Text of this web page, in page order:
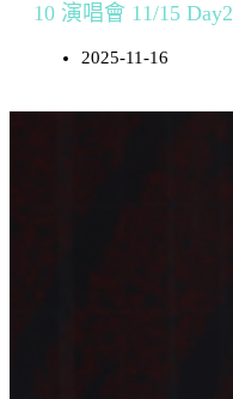
10 演唱會 11/15 Day2
2025-11-16